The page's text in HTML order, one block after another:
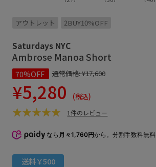
アウトレット 2BUY10%OFF
Saturdays NYC
Ambrose Manoa Short
70%OFF 通常価格:¥17,600
¥5,280 (税込)
1件のレビュー
なら 月々1,760円から。分割手数料無料
送料￥500